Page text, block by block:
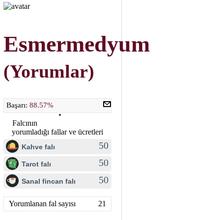
Esmermedyum
(Yorumlar)
Başarı: 88.57%
Falcının
yorumladığı fallar ve ücretleri
Kahve falı 50
Tarot falı 50
Sanal fincan falı 50
Yorumlanan fal sayısı 21